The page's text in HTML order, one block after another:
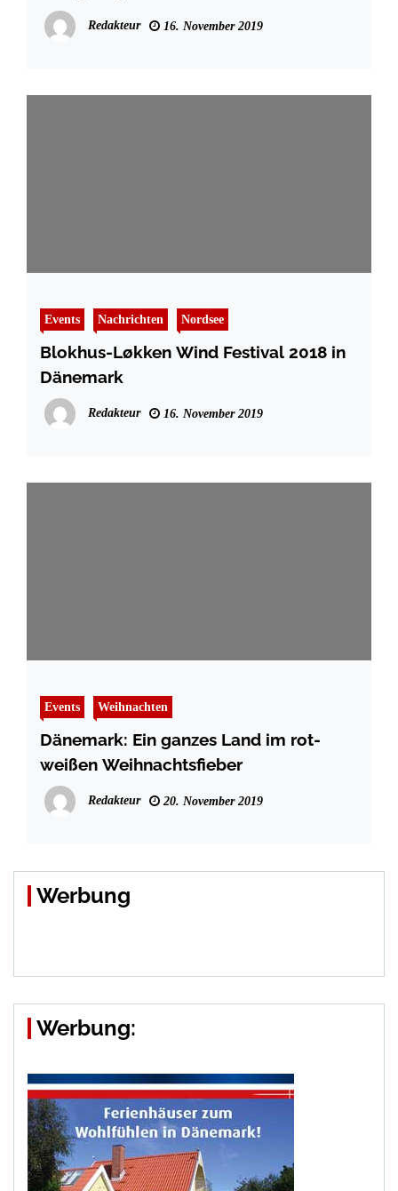
Redakteur 16. November 2019
Events Nachrichten Nordsee
Blokhus-Løkken Wind Festival 2018 in
Dänemark
Redakteur 16. November 2019
Events Weihnachten
Dänemark: Ein ganzes Land im rot-
weißen Weihnachtsfieber
Redakteur 20. November 2019
Werbung
Werbung: